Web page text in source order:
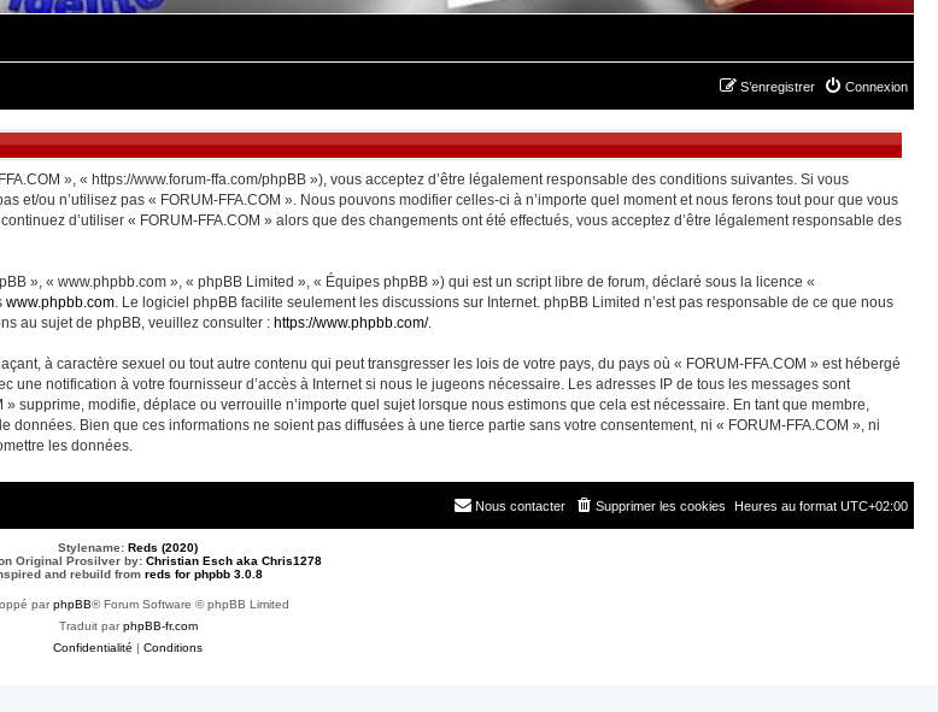
Connexion
S’enregistrer
», « https://www.forum-ffa.com/phpBB »), vous acceptez d’être légalement responsable des conditions suivantes. Si vous
et/ou n’utilisez pas « FORUM-FFA.COM ». Nous pouvons modifier celles-ci à n’importe quel moment et nous ferons tout pour que vous
d’utiliser « FORUM-FFA.COM » alors que des changements ont été effectués, vous acceptez d’être légalement responsable des
», « www.phpbb.com », « phpBB Limited », « Équipes phpBB ») qui est un script libre de forum, déclaré sous la licence «
www.phpbb.com. Le logiciel phpBB facilite seulement les discussions sur Internet. phpBB Limited n’est pas responsable de ce que nous
au sujet de phpBB, veuillez consulter : https://www.phpbb.com/.
à caractère sexuel ou tout autre contenu qui peut transgresser les lois de votre pays, du pays où « FORUM-FFA.COM » est hébergé
notification à votre fournisseur d’accès à Internet si nous le jugeons nécessaire. Les adresses IP de tous les messages sont
supprime, modifie, déplace ou verrouille n’importe quel sujet lorsque nous estimons que cela est nécessaire. En tant que membre,
Bien que ces informations ne soient pas diffusées à une tierce partie sans votre consentement, ni « FORUM-FFA.COM », ni
les données.
Heures au format UTC+02:00
Supprimer les cookies
Nous contacter
Stylename: Reds (2020)
Original Prosilver by: Christian Esch aka Chris1278
and rebuild from reds for phpbb 3.0.8
parphpBB® Forum Software © phpBB Limited
Traduit parphpBB-fr.com
Confidentialité | Conditions